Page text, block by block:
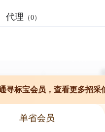
代理 （0）
寻标宝会员，查看更多招采
单省会员